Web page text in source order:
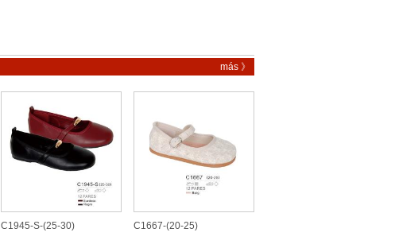
más 》
C1945-S-(25-30) C1667-(20-25)